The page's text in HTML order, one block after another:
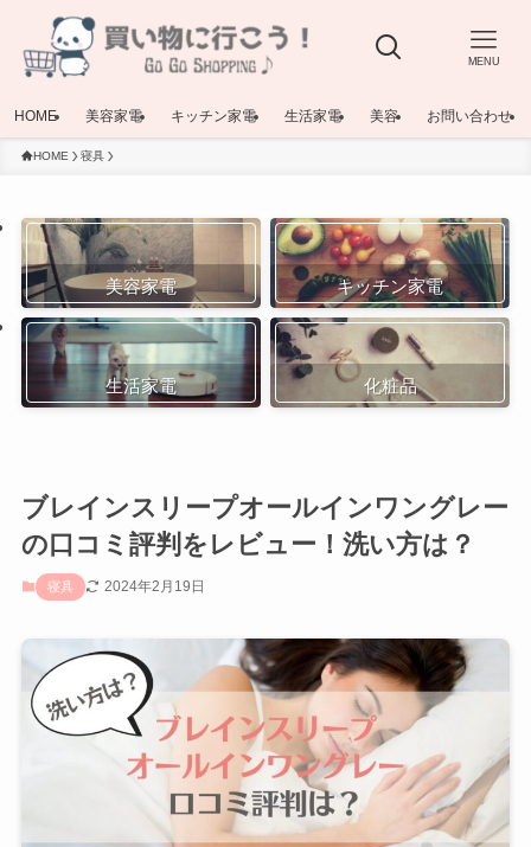
MENU
HOME 美容家電 キッチン家電 生活家電 美容 お問い合わせ
HOME 寝具
美容家電 キッチン家電
生活家電 化粧品
ブレインスリープオールインワングレー
の口コミ評判をレビュー！洗い方は？
寝具 2024年2月19日